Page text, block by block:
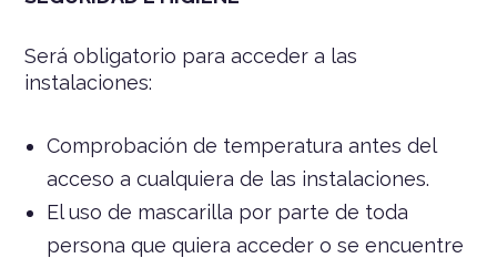
Será obligatorio para acceder a las
instalaciones:
Comprobación de temperatura antes del
acceso a cualquiera de las instalaciones.
El uso de mascarilla por parte de toda
persona que quiera acceder o se encuentre